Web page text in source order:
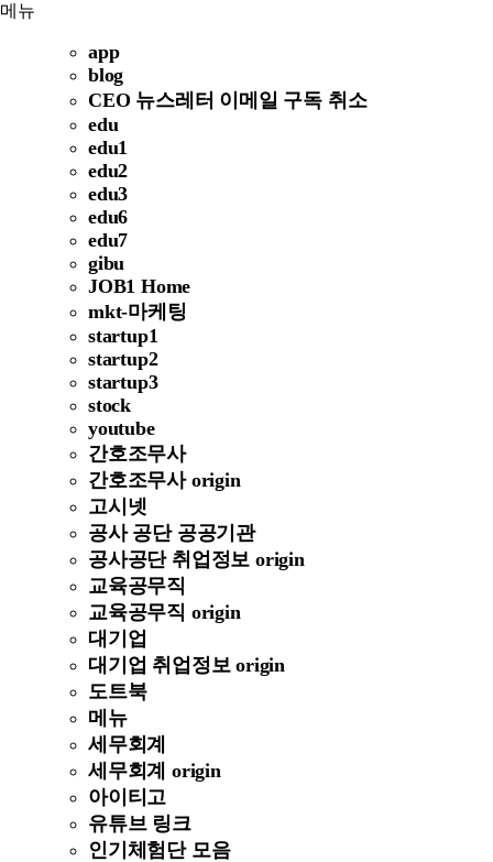
메뉴
app
blog
CEO 뉴스레터 이메일 구독 취소
edu
edu1
edu2
edu3
edu6
edu7
gibu
JOB1 Home
mkt-마케팅
startup1
startup2
startup3
stock
youtube
간호조무사
간호조무사 origin
고시넷
공사 공단 공공기관
공사공단 취업정보 origin
교육공무직
교육공무직 origin
대기업
대기업 취업정보 origin
도트북
메뉴
세무회계
세무회계 origin
아이티고
유튜브 링크
인기체험단 모음